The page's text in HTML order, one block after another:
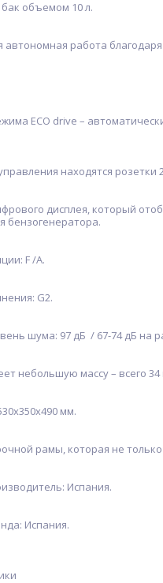
объемом 10 л.
автономная работа
ECO drive –
находятся розетки
дисплея, который
бензогенератора.
F /A.
G2.
шума: 97 дБ / 67-74 дБ на
небольшую массу – всего
мм.
рамы, которая не
Испания.
Испания.